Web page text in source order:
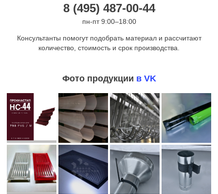
8 (495) 487-00-44
пн-пт 9:00–18:00
Консультанты помогут подобрать материал и рассчитают
количество, стоимость и срок производства.
Фото продукции в VK